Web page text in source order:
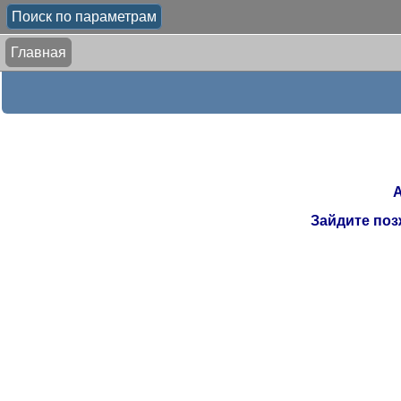
Поиск по параметрам
Главная
Зайдите